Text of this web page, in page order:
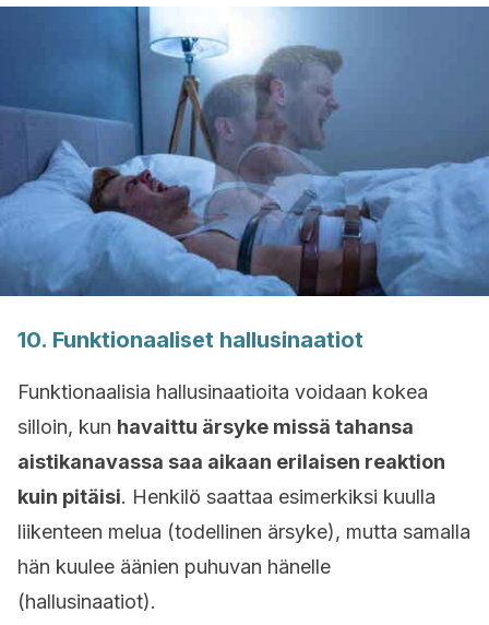
10. Funktionaaliset hallusinaatiot
Funktionaalisia hallusinaatioita voidaan kokea
silloin, kun havaittu ärsyke missä tahansa
aistikanavassa saa aikaan erilaisen reaktion
kuin pitäisi. Henkilö saattaa esimerkiksi kuulla
liikenteen melua (todellinen ärsyke), mutta samalla
hän kuulee äänien puhuvan hänelle
(hallusinaatiot).